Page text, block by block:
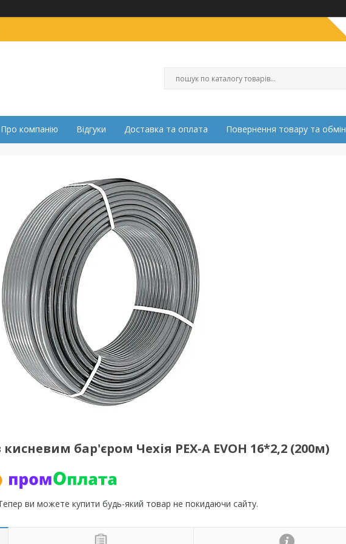
Про компанію Відгуки Доставка та оплата Повернення товару та обмін
бар'єром Чехія PEX-A EVOH 16*2,2 (200м)
Тепер ви можете купити будь-який товар не покидаючи сайту.